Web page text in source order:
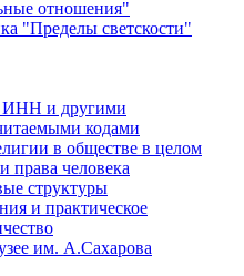
отношения"
"Пределы светскости"
ИНН и другими
кодами
в обществе в целом
права человека
структуры
и практическое
им. А.Сахарова